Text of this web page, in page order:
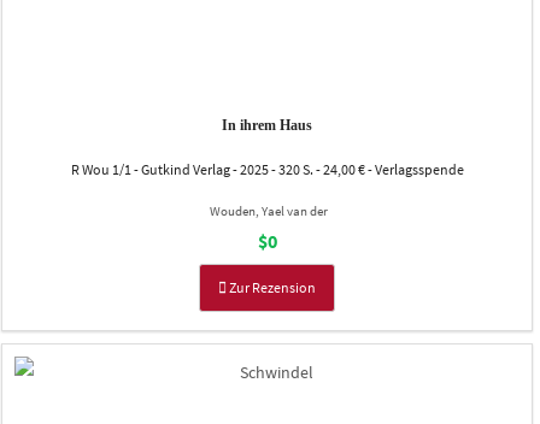
In ihrem Haus
R Wou 1/1 - Gutkind Verlag - 2025 - 320 S. - 24,00 € - Verlagsspende
Wouden, Yael van der
$0
Zur Rezension